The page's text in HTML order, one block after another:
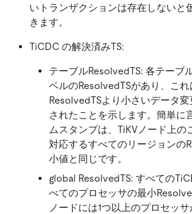
いトランザクションは存在しないと
きます。
TiCDC の解決済みTS:
テーブルResolvedTS: 各テーブ
ベルのResolvedTSがあり、こ
ResolvedTSより小さいデータ
されたことを示します。簡単に
ムスタンプは、TiKVノード上の
対応するすべてのリージョンの
小値と同じです。
global ResolvedTS: すべての
べてのプロセッサの最小
ノードには1つ以上のプロセッ